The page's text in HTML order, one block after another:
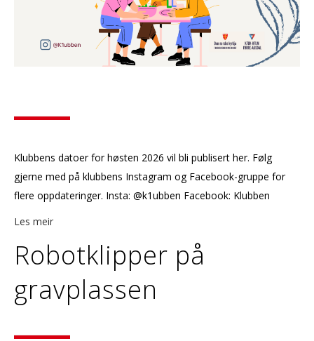
Klubbens datoer for høsten 2026 vil bli publisert her. Følg
gjerne med på klubbens Instagram og Facebook-gruppe for
flere oppdateringer. Insta: @k1ubben Facebook: Klubben
Les meir
Robotklipper på
gravplassen